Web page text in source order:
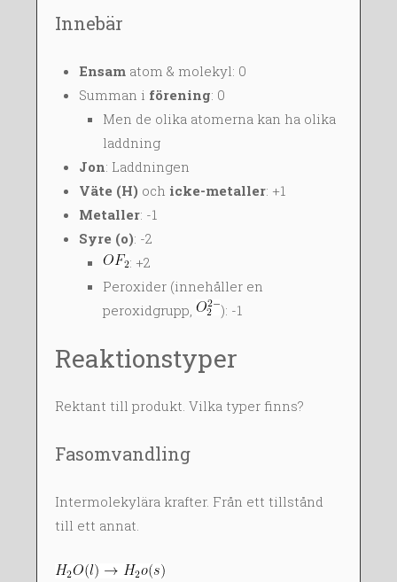
Innebär
Ensam atom & molekyl: 0
Summan i förening: 0
Men de olika atomerna kan ha olika
laddning
Jon: Laddningen
Väte (H) och icke-metaller: +1
Metaller: -1
Syre (o): -2
: +2
Peroxider (innehåller en
peroxidgrupp,
): -1
Reaktionstyper
Rektant till produkt. Vilka typer finns?
Fasomvandling
Intermolekylära krafter. Från ett tillstånd
till ett annat.